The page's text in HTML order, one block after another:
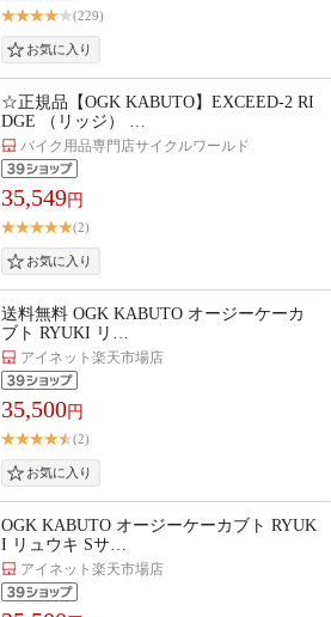
(229)
☆正規品【OGK KABUTO】EXCEED-2 RI
DGE （リッジ） …
バイク用品専門店サイクルワールド
35,549円
(2)
送料無料 OGK KABUTO オージーケーカ
ブト RYUKI リ…
アイネット楽天市場店
35,500円
(2)
OGK KABUTO オージーケーカブト RYUK
I リュウキ Sサ…
アイネット楽天市場店